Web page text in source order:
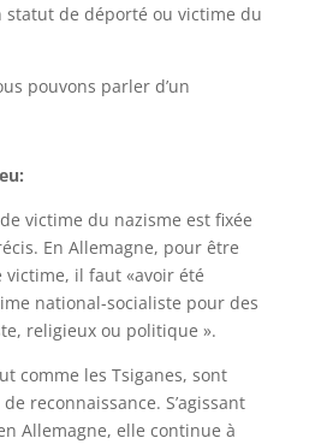
statut de déporté ou victime du
pouvons parler d’un
victime du nazisme est fixée
En Allemagne, pour être
il faut «avoir été
national-socialiste pour des
religieux ou politique ».
comme les Tsiganes, sont
reconnaissance. S’agissant
Allemagne, elle continue à